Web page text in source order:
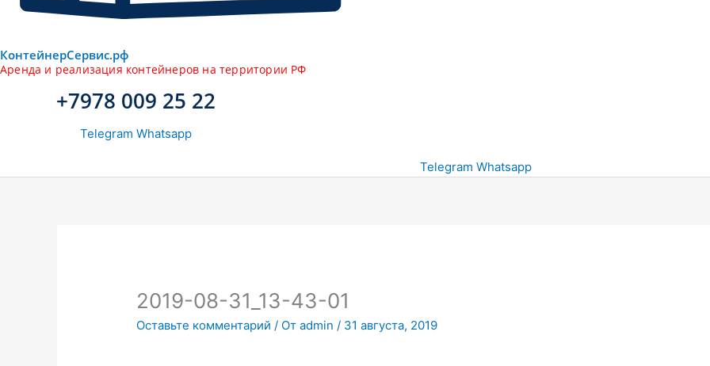
КонтейнерCервис.рф
Аренда и реализация контейнеров на территории РФ
+7978 009 25 22
Telegram Whatsapp
Telegram Whatsapp
2019-08-31_13-43-01
Оставьте комментарий / Отadmin/ 31 августа, 2019